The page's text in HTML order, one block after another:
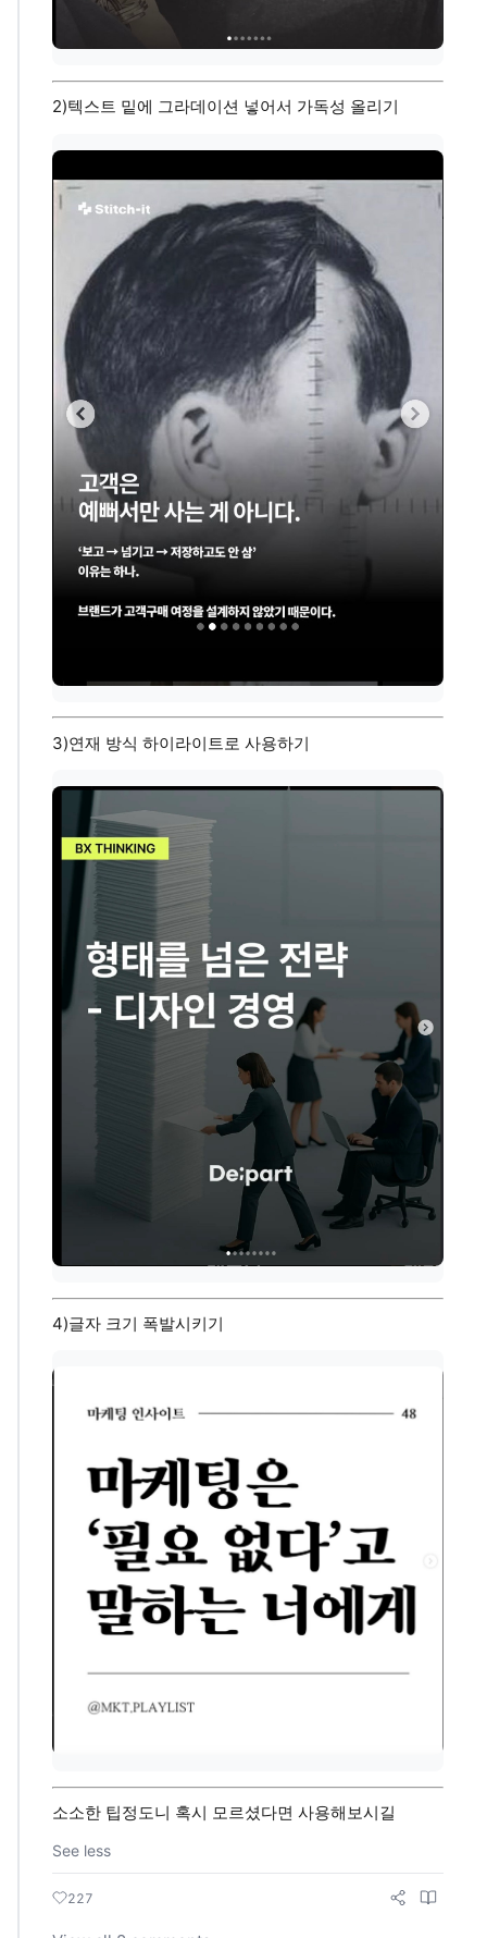
2)텍스트 밑에 그라데이션 넣어서 가독성 올리기
3)연재 방식 하이라이트로 사용하기
4)글자 크기 폭발시키기
소소한 팁정도니 혹시 모르셨다면 사용해보시길
See less
227